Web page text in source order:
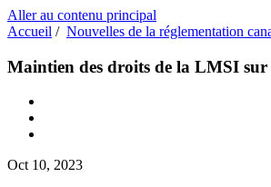
Aller au contenu principal
Accueil / Nouvelles de la réglementation
Maintien des droits de la LMSI sur
Oct 10, 2023